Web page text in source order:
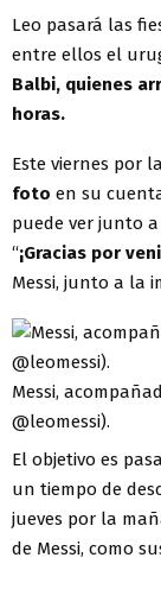
Leo pasará las
entre ellos el
Balbi, quienes
horas.
Este viernes por
foto en su
puede ver junto a
“¡Gracias por
Messi, junto a la
Messi,
@leomessi).
El objetivo es
un tiempo de
jueves por la
de Messi, como